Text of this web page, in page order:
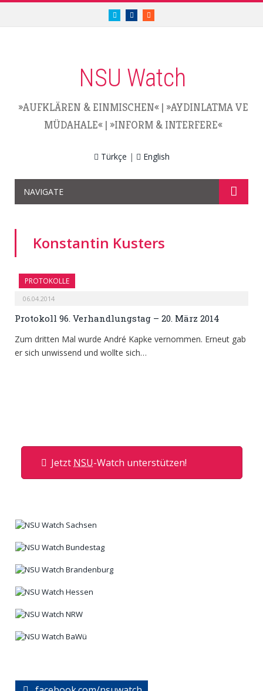
twitter.com/nsuwatch
facebook.com/nsuwatch
RSS
NSU Watch
»AUFKLÄREN & EINMISCHEN« | »AYDINLATMA VE
MÜDAHALE« | »INFORM & INTERFERE«
Türkçe | English
NAVIGATE
Konstantin Kusters
PROTOKOLLE
06.04.2014
Protokoll 96. Verhandlungstag – 20. März 2014
Zum dritten Mal wurde André Kapke vernommen. Erneut gab
er sich unwissend und wollte sich…
Jetzt NSU-Watch unterstützen!